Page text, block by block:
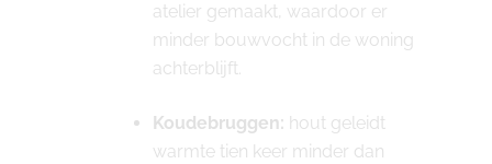
atelier gemaakt, waardoor er
minder bouwvocht in de woning
achterblijft.
Koudebruggen: hout geleidt
warmte tien keer minder dan